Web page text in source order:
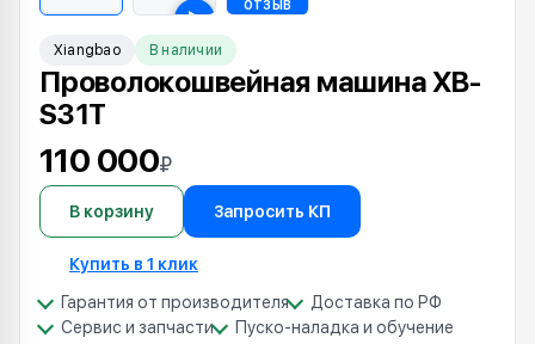
ОТЗЫВ
Xiangbao В наличии
Проволокошвейная машина XB-
S31T
110 000₽
В корзину Запросить КП
Купить в 1 клик
Гарантия от производителя
Доставка по РФ
Сервис и запчасти
Пуско-наладка и обучение